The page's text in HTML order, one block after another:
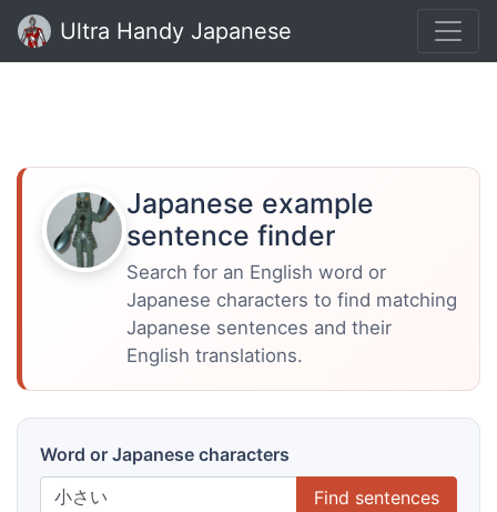
Ultra Handy Japanese
Japanese example
sentence finder
Search for an English word or
Japanese characters to find matching
Japanese sentences and their
English translations.
Word or Japanese characters
Find sentences